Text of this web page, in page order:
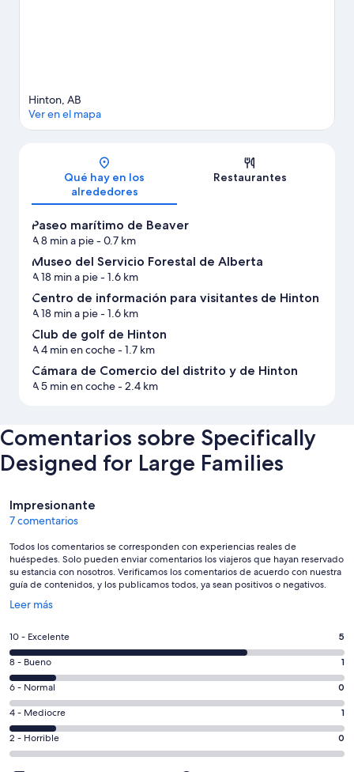
Hinton, AB
Ver en el mapa
Qué hay en los
alrededores
Restaurantes
Paseo marítimo de Beaver
A 8 min a pie- 0.7 km
Museo del Servicio Forestal de Alberta
A 18 min a pie- 1.6 km
Centro de información para visitantes de Hinton
A 18 min a pie- 1.6 km
Club de golf de Hinton
A 4 min en coche- 1.7 km
Cámara de Comercio del distrito y de Hinton
A 5 min en coche- 2.4 km
Comentarios sobre Specifically
Designed for Large Families
Comentarios
Impresionante
7 comentarios
Todos los comentarios se corresponden con experiencias reales de
huéspedes. Solo pueden enviar comentarios los viajeros que hayan reservado
su estancia con nosotros. Verificamos los comentarios de acuerdo con nuestra
guía de contenidos, y los publicamos todos, ya sean positivos o negativos.
Leer más
Se
en
una
ventana
nueva
5
comentarios
de
un
total
de
7
con
10 - Excelente 5
1
comentarios
de
un
total
de
8 - Bueno 1
0
comentarios
de
un
total
6 - Normal 0
1
comentarios
de
4 - Mediocre 1
0
comentarios
2 - Horrible 0